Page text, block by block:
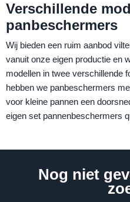
Verschillende
panbeschermers
Wij bieden een ruim aanbod
vanuit onze eigen productie en
modellen in twee verschillende
hebben we panbeschermers
voor kleine pannen een
eigen set pannenbeschermers
Nog niet